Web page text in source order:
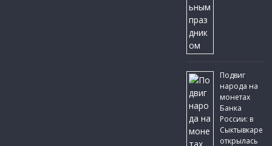
Подвиг
народа на
монетах
Банка
России: в
Сыктывкаре
открылась